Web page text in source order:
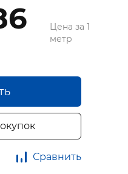
Цена за 1
метр
Сравнить